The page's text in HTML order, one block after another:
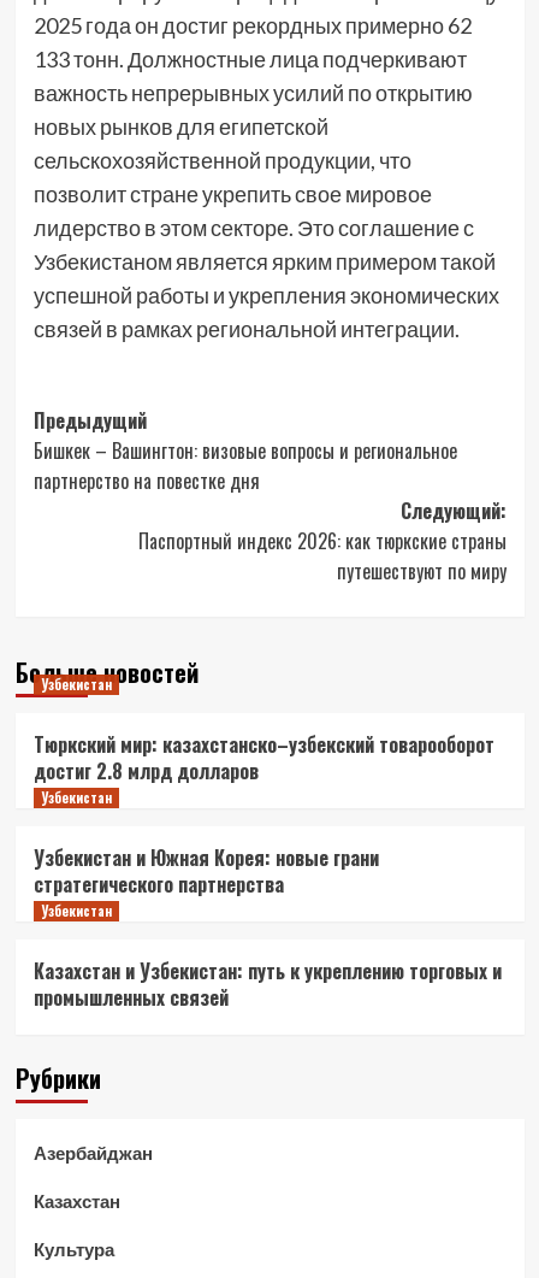
2025 года он достиг рекордных примерно 62
133 тонн. Должностные лица подчеркивают
важность непрерывных усилий по открытию
новых рынков для египетской
сельскохозяйственной продукции, что
позволит стране укрепить свое мировое
лидерство в этом секторе. Это соглашение с
Узбекистаном является ярким примером такой
успешной работы и укрепления экономических
связей в рамках региональной интеграции.
Навигация
записи
Предыдущий
Бишкек – Вашингтон: визовые вопросы и региональное
партнерство на повестке дня
Следующий:
Паспортный индекс 2026: как тюркские страны
путешествуют по миру
Больше новостей
Узбекистан
Тюркский мир: казахстанско–узбекский товарооборот
достиг 2.8 млрд долларов
Узбекистан
Узбекистан и Южная Корея: новые грани
стратегического партнерства
Узбекистан
Казахстан и Узбекистан: путь к укреплению торговых и
промышленных связей
Рубрики
Азербайджан
Казахстан
Культура